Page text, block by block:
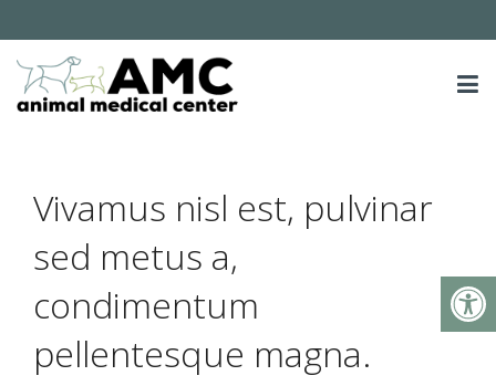
Vivamus nisl est, pulvinar
sed metus a,
condimentum
pellentesque magna.